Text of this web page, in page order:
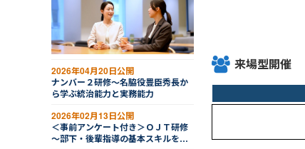
来場型開催
2026年04月20日公開
ナンバー２研修～名脇役豊臣秀長か
ら学ぶ統治能力と実務能力
2026年02月13日公開
＜事前アンケート付き＞ＯＪＴ研修
～部下・後輩指導の基本スキルを習